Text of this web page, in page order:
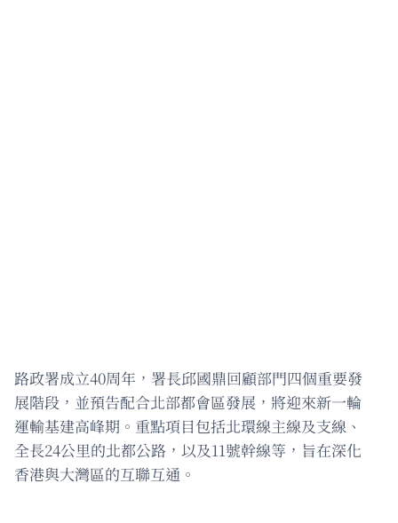
路政署成立40周年，署長邱國鼎回顧部門四個重要發
展階段，並預告配合北部都會區發展，將迎來新一輪
運輸基建高峰期。重點項目包括北環線主線及支線、
全長24公里的北都公路，以及11號幹線等，旨在深化
香港與大灣區的互聯互通。